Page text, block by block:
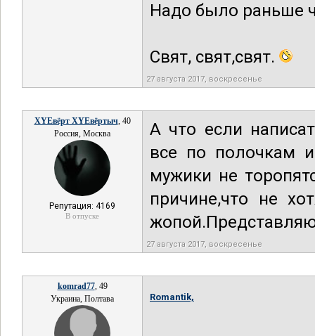
Надо было раньше
Свят, свят,свят.
27 августа 2017, воскресенье
XYEвёрт XYEвёртыч, 40
Россия, Москва
Репутация: 4169
В отпуске
А что если
все по полочкам
мужики не
причине,что не
27 августа 2017, воскресенье
komrad77, 49
Украина, Полтава
Romantik,